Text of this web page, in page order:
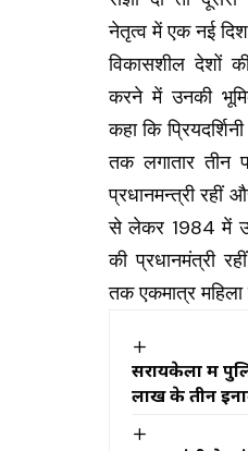
नेतृत्व में एक नई
विकासशील देशों
करने में उनकी
कहा कि
तक लगातार तीन
प्रधानमन्त्री रहीं
से लेकर 1984 में
की प्रधानमंत्री
तक एकमात्र महिला
सरायकेला में
लाख के तीन